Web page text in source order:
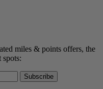
miles & points offers,
spots:
Subscribe